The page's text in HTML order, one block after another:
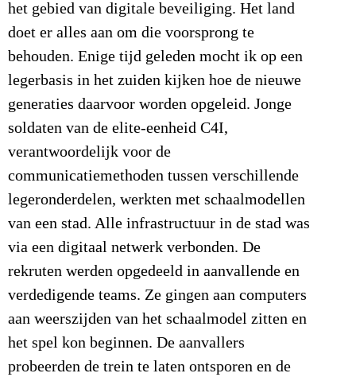
het gebied van digitale beveiliging. Het land
doet er alles aan om die voorsprong te
behouden. Enige tijd geleden mocht ik op een
legerbasis in het zuiden kijken hoe de nieuwe
generaties daarvoor worden opgeleid. Jonge
soldaten van de elite-eenheid C4I,
verantwoordelijk voor de
communicatiemethoden tussen verschillende
legeronderdelen, werkten met schaalmodellen
van een stad. Alle infrastructuur in de stad was
via een digitaal netwerk verbonden. De
rekruten werden opgedeeld in aanvallende en
verdedigende teams. Ze gingen aan computers
aan weerszijden van het schaalmodel zitten en
het spel kon beginnen. De aanvallers
probeerden de trein te laten ontsporen en de